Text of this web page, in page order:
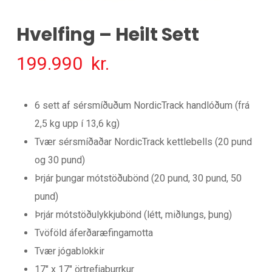
Hvelfing – Heilt Sett
199.990 kr.
6 sett af sérsmíðuðum NordicTrack handlóðum (frá
2,5 kg upp í 13,6 kg)
Tvær sérsmíðaðar NordicTrack kettlebells (20 pund
og 30 pund)
Þrjár þungar mótstöðubönd (20 pund, 30 pund, 50
pund)
Þrjár mótstöðulykkjubönd (létt, miðlungs, þung)
Tvöföld áferðaræfingamotta
Tvær jógablokkir
17" x 17" örtrefjaþurrkur